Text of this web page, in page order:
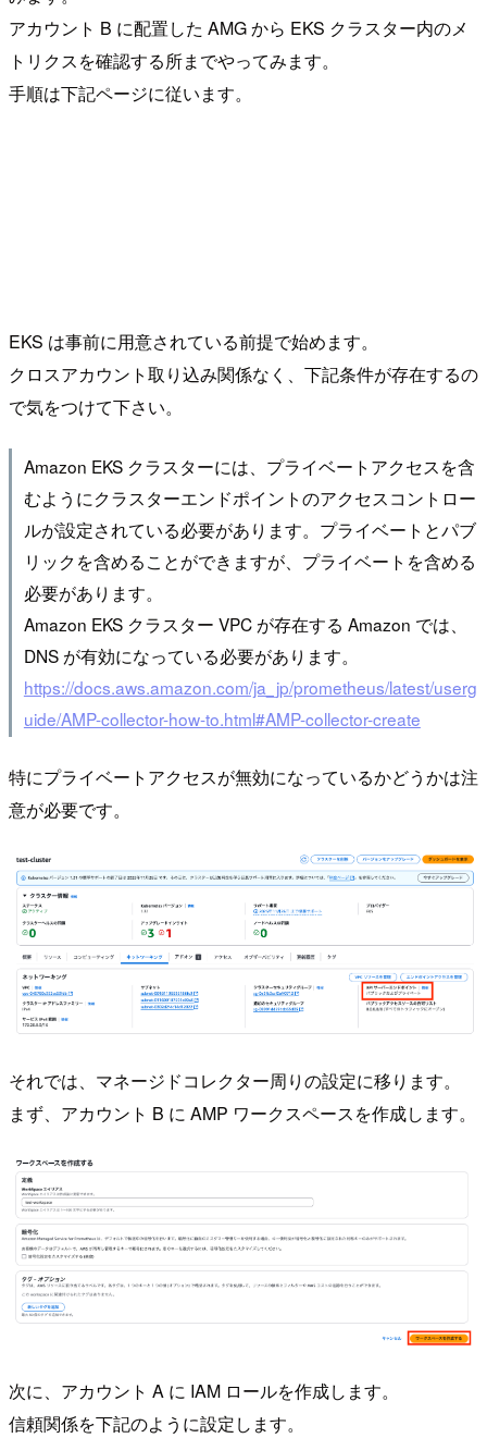
アカウント B に配置した AMG から EKS クラスター内のメ
トリクスを確認する所までやってみます。
手順は下記ページに従います。
EKS は事前に用意されている前提で始めます。
クロスアカウント取り込み関係なく、下記条件が存在するの
で気をつけて下さい。
Amazon EKS クラスターには、プライベートアクセスを含
むようにクラスターエンドポイントのアクセスコントロー
ルが設定されている必要があります。プライベートとパブ
リックを含めることができますが、プライベートを含める
必要があります。
Amazon EKS クラスター VPC が存在する Amazon では、
DNS が有効になっている必要があります。
https://docs.aws.amazon.com/ja_jp/prometheus/latest/userg
uide/AMP-collector-how-to.html#AMP-collector-create
特にプライベートアクセスが無効になっているかどうかは注
意が必要です。
それでは、マネージドコレクター周りの設定に移ります。
まず、アカウント B に AMP ワークスペースを作成します。
次に、アカウント A に IAM ロールを作成します。
信頼関係を下記のように設定します。